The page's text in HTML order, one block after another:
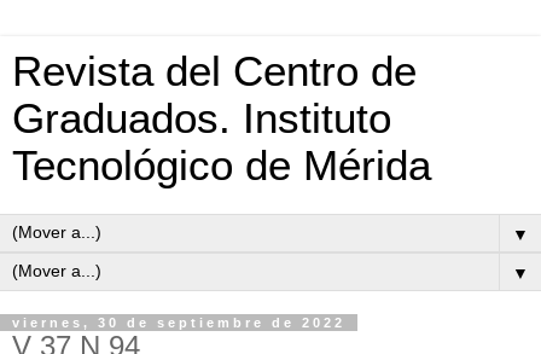
Revista del Centro de
Graduados. Instituto
Tecnológico de Mérida
▼
▼
viernes, 30 de septiembre de 2022
V 37 N 94